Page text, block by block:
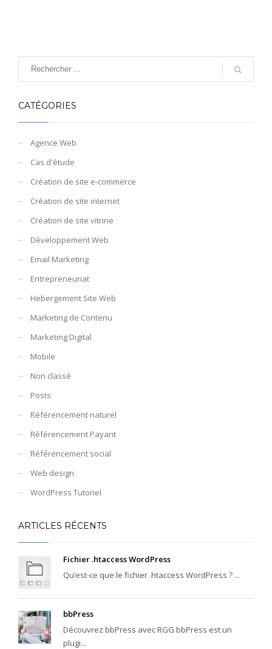
CATÉGORIES
Agence Web
Cas d'étude
Création de site e-commerce
Création de site internet
Création de site vitrine
Développement Web
Email Marketing
Entrepreneuriat
Hebergement Site Web
Marketing de Contenu
Marketing Digital
Mobile
Non classé
Posts
Référencement naturel
Référencement Payant
Référencement social
Web design
WordPress Tutoriel
ARTICLES RÉCENTS
Fichier .htaccess WordPress
Qu’est-ce que le fichier .htaccess WordPress ? ...
bbPress
Découvrez bbPress avec RGG bbPress est un
plugi...